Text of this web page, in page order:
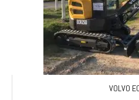
VOLVO